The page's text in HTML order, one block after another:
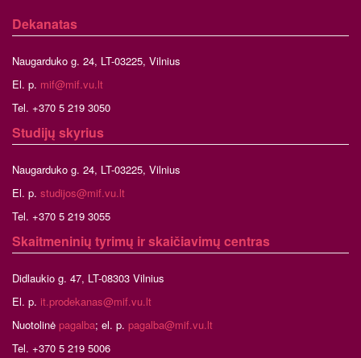
Dekanatas
Naugarduko g. 24, LT-03225, Vilnius
El. p. mif@mif.vu.lt
Tel. +370 5 219 3050
Studijų skyrius
Naugarduko g. 24, LT-03225, Vilnius
El. p. studijos@mif.vu.lt
Tel. +370 5 219 3055
Skaitmeninių tyrimų ir skaičiavimų centras
Didlaukio g. 47, LT-08303 Vilnius
El. p. it.prodekanas@mif.vu.lt
Nuotolinė pagalba; el. p. pagalba@mif.vu.lt
Tel. +370 5 219 5006